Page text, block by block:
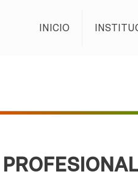
INICIO